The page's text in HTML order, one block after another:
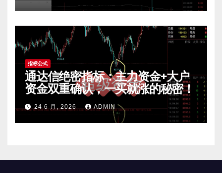
指标公式
通达信绝密指标：主力资金+大户
资金双重确认，一买就涨的秘密！
24 6 月, 2026 ADMIN